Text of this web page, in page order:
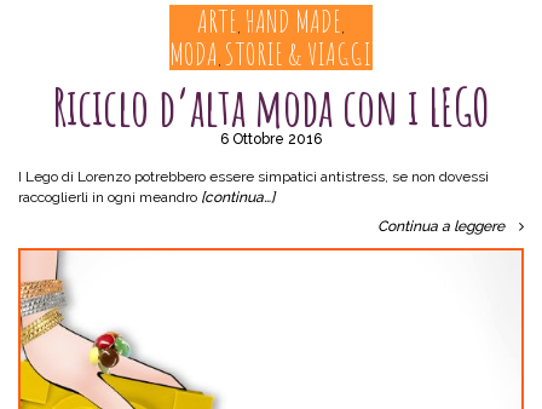
ARTE , HAND MADE ,
MODA , STORIE & VIAGGI
Riciclo d’alta moda con i LEGO
6 Ottobre 2016
I Lego di Lorenzo potrebbero essere simpatici antistress, se non dovessi
raccoglierli in ogni meandro [continua…]
Continua a leggere